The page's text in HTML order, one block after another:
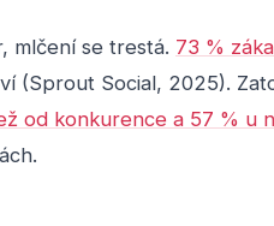
mlčení se trestá. 73 %
(Sprout Social, 2025).
od konkurence a 57 % u